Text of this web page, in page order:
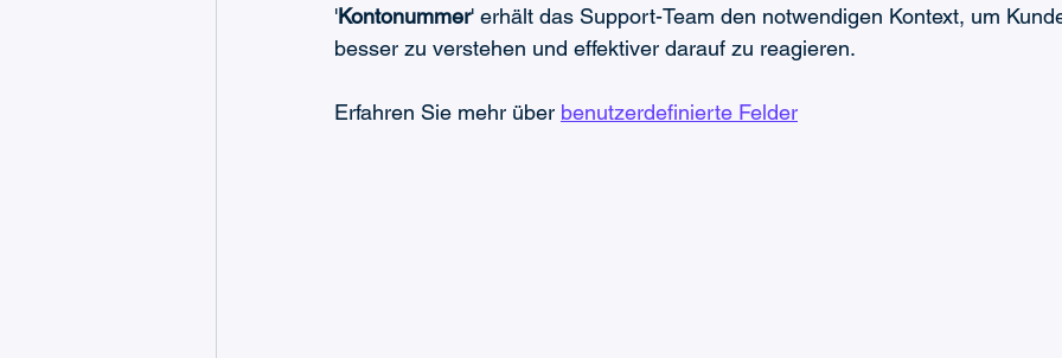
'Kontonummer' erhält das Support-Team den notwendigen Kontext, um
besser zu verstehen und effektiver darauf zu reagieren.
Erfahren Sie mehr über benutzerdefinierte Felder